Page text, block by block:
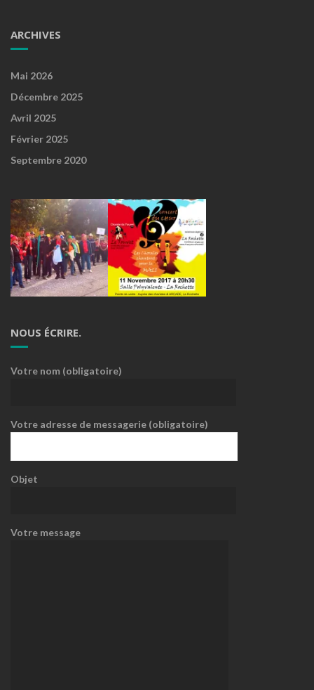
ARCHIVES
Mai 2026
Décembre 2025
Avril 2025
Février 2025
Septembre 2020
NOUS ÉCRIRE.
Votre nom (obligatoire)
Votre adresse de messagerie (obligatoire)
Objet
Votre message